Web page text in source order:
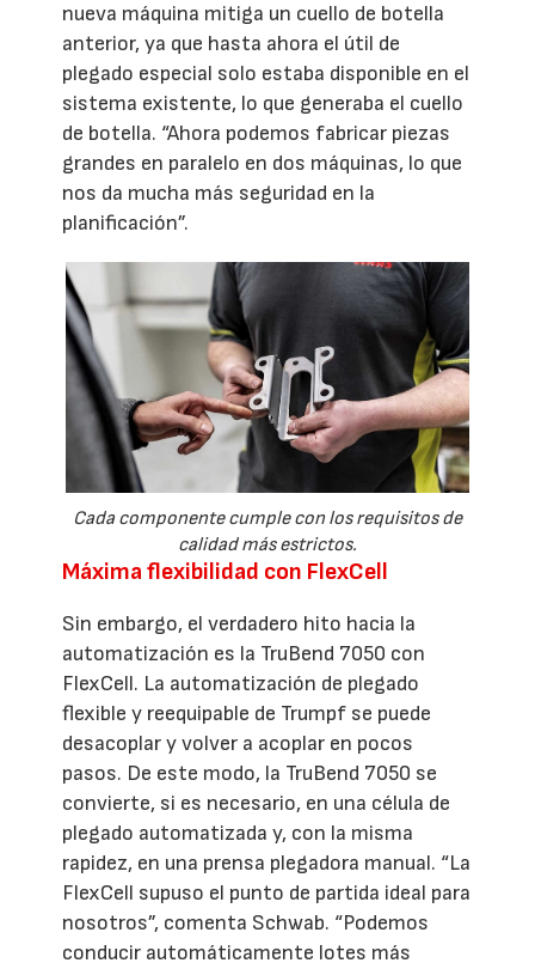
nueva máquina mitiga un cuello de botella
anterior, ya que hasta ahora el útil de
plegado especial solo estaba disponible en el
sistema existente, lo que generaba el cuello
de botella. “Ahora podemos fabricar piezas
grandes en paralelo en dos máquinas, lo que
nos da mucha más seguridad en la
planificación”.
Cada componente cumple con los requisitos de
calidad más estrictos.
Máxima flexibilidad con FlexCell
Sin embargo, el verdadero hito hacia la
automatización es la TruBend 7050 con
FlexCell. La automatización de plegado
flexible y reequipable de Trumpf se puede
desacoplar y volver a acoplar en pocos
pasos. De este modo, la TruBend 7050 se
convierte, si es necesario, en una célula de
plegado automatizada y, con la misma
rapidez, en una prensa plegadora manual. “La
FlexCell supuso el punto de partida ideal para
nosotros”, comenta Schwab. “Podemos
conducir automáticamente lotes más